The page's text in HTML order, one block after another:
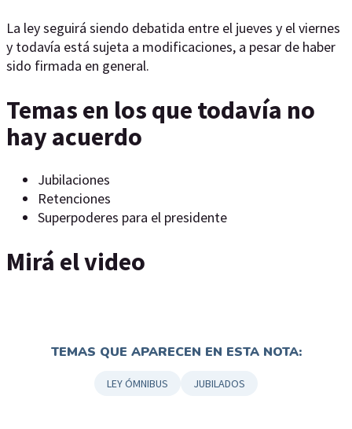
La ley seguirá siendo debatida entre el jueves y el viernes
y todavía está sujeta a modificaciones, a pesar de haber
sido firmada en general.
Temas en los que todavía no
hay acuerdo
Jubilaciones
Retenciones
Superpoderes para el presidente
Mirá el video
TEMAS QUE APARECEN EN ESTA NOTA:
LEY ÓMNIBUS JUBILADOS